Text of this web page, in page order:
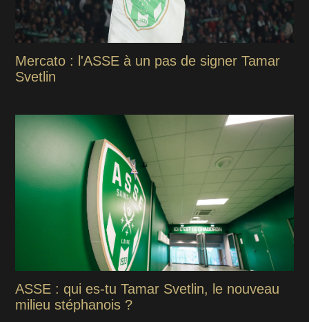
Mercato : l'ASSE à un pas de signer Tamar
Svetlin
ASSE : qui es-tu Tamar Svetlin, le nouveau
milieu stéphanois ?